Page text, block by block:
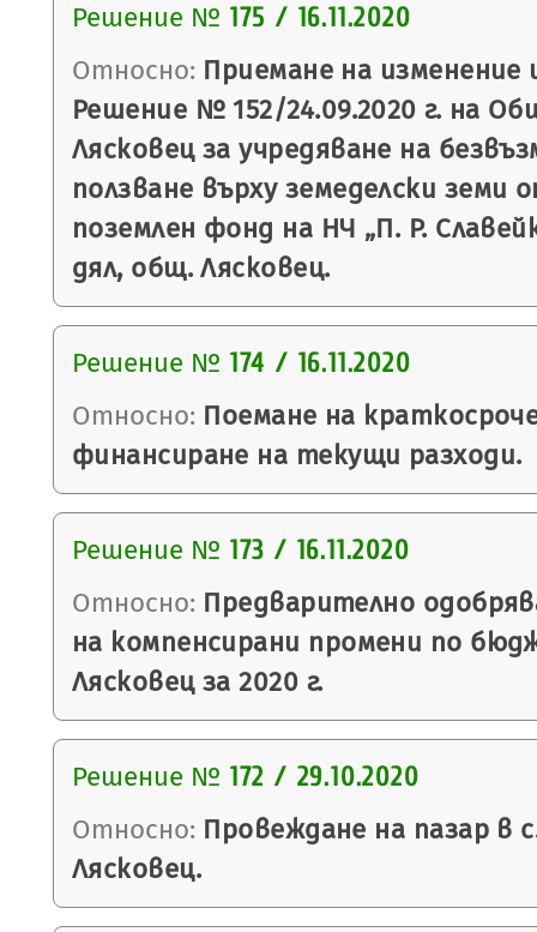
Решение № 175 / 16.11.2020
Относно: Приемане на изменение
Решение № 152/24.09.2020 г. на
Лясковец за учредяване на
ползване върху земеделски земи
поземлен фонд на НЧ „П. Р.
дял, общ. Лясковец.
Решение № 174 / 16.11.2020
Относно: Поемане на
финансиране на текущи разходи.
Решение № 173 / 16.11.2020
Относно: Предварително
на компенсирани промени по
Лясковец за 2020 г.
Решение № 172 / 29.10.2020
Относно: Провеждане на пазар в
Лясковец.